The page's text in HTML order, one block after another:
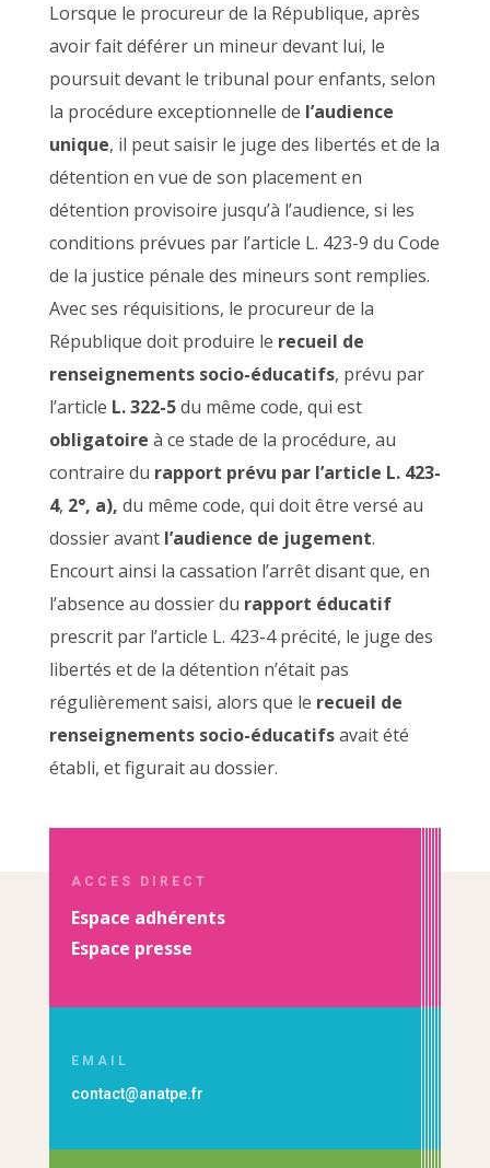
Lorsque le procureur de la République, après
avoir fait déférer un mineur devant lui, le
poursuit devant le tribunal pour enfants, selon
la procédure exceptionnelle de l’audience
unique, il peut saisir le juge des libertés et de la
détention en vue de son placement en
détention provisoire jusqu’à l’audience, si les
conditions prévues par l’article L. 423-9 du Code
de la justice pénale des mineurs sont remplies.
Avec ses réquisitions, le procureur de la
République doit produire le recueil de
renseignements socio-éducatifs, prévu par
l’article L. 322-5du même code, qui est
obligatoire à ce stade de la procédure, au
contraire du rapport prévu par l’article L. 423-
4, 2°, a), du même code, qui doit être versé au
dossier avant l’audience de jugement.
Encourt ainsi la cassation l’arrêt disant que, en
l’absence au dossier du rapport éducatif
prescrit par l’article L. 423-4 précité, le juge des
libertés et de la détention n’était pas
régulièrement saisi, alors que le recueil de
renseignements socio-éducatifsavait été
établi, et figurait au dossier.
ACCES DIRECT
Espace adhérents
Espace presse
EMAIL
contact@anatpe.fr